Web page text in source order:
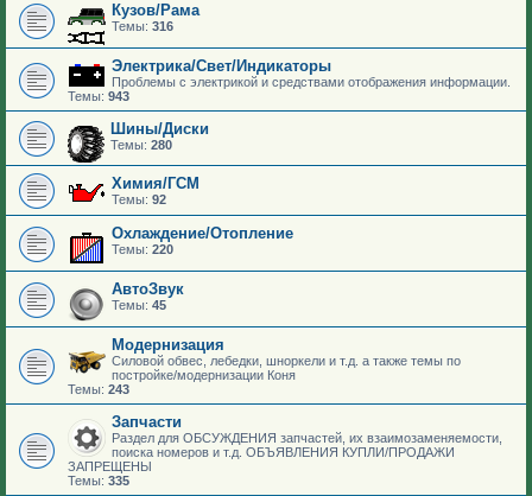
Кузов/Рама
Темы: 316
Электрика/Свет/Индикаторы
Проблемы с электрикой и средствами отображения информации.
Темы: 943
Шины/Диски
Темы: 280
Химия/ГСМ
Темы: 92
Охлаждение/Отопление
Темы: 220
АвтоЗвук
Темы: 45
Модернизация
Силовой обвес, лебедки, шноркели и т.д. а также темы по
постройке/модернизации Коня
Темы: 243
Запчасти
Раздел для ОБСУЖДЕНИЯ запчастей, их взаимозаменяемости,
поиска номеров и т.д. ОБЪЯВЛЕНИЯ КУПЛИ/ПРОДАЖИ
ЗАПРЕЩЕНЫ
Темы: 335